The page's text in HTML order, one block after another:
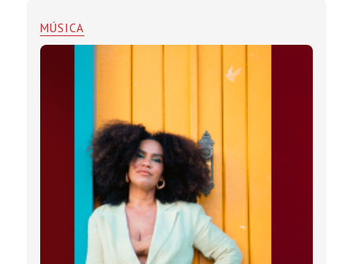
MÚSICA